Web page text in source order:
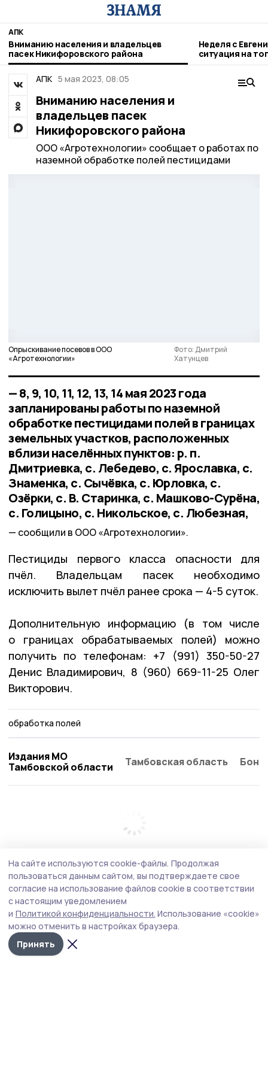
АПК
Вниманию населения и владельцев
пасек Никифоровского района
Неделя с
ситуация на
городе и
АПК 5 мая 2023, 08:05
Вниманию населения и
владельцев пасек
Никифоровского района
ООО «Агротехнологии» сообщает о работах по
наземной обработке полей пестицидами
Опрыскивание посевов в ООО
«Агротехнологии»
Фото: Дмитрий
Хатунцев
— 8, 9, 10, 11, 12, 13, 14 мая 2023 года
запланированы работы по наземной
обработке пестицидами полей в границах
земельных участков, расположенных
вблизи населённых пунктов: р. п.
Дмитриевка, с. Лебедево, с. Ярославка, с.
Знаменка, с. Сычёвка, с. Юрловка, с.
Озёрки, с. В. Старинка, с. Машково-Сурёна,
с. Голицыно, с. Никольское, с. Любезная,
сообщили в ООО «Агротехнологии».
Пестициды первого класса опасности для
пчёл. Владельцам пасек необходимо
исключить вылет пчёл ранее срока — 4-5 суток.
Дополнительную информацию (в том числе
о границах обрабатываемых полей) можно
получить по телефонам: +7 (991) 350-50-27
Денис Владимирович, 8 (960) 669-11-25 Олег
Викторович.
обработка полей
Издания МО
Тамбовской области
Тамбовская область
На сайте используются cookie-файлы. Продолжая
пользоваться данным сайтом, вы подтверждаете свое
согласие на использование файлов cookie в соответствии
с настоящим уведомлением
и Политикой конфиденциальности. Использование «cookie»
можно отменить в настройках браузера.
Принять